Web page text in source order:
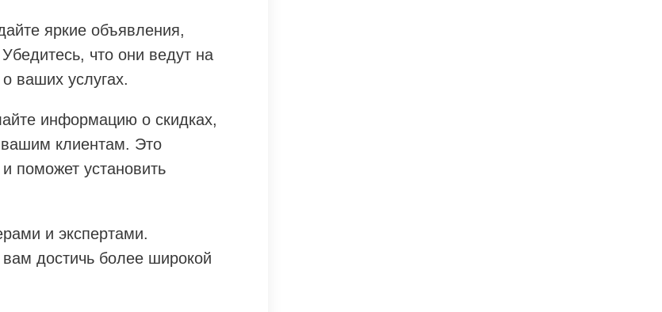
яркие объявления,
что они ведут на
ваших услугах.
информацию о скидках,
клиентам. Это
поможет установить
и экспертами.
достичь более широкой